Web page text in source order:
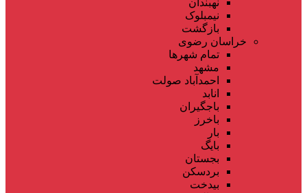
نیمبلوک
بازگشت
خراسان رضوی
تمام شهر‌ها
مشهد
احمدآباد صولت
انابد
باجگیران
باخرز
بار
بایگ
بجستان
بردسکن
بیدخت